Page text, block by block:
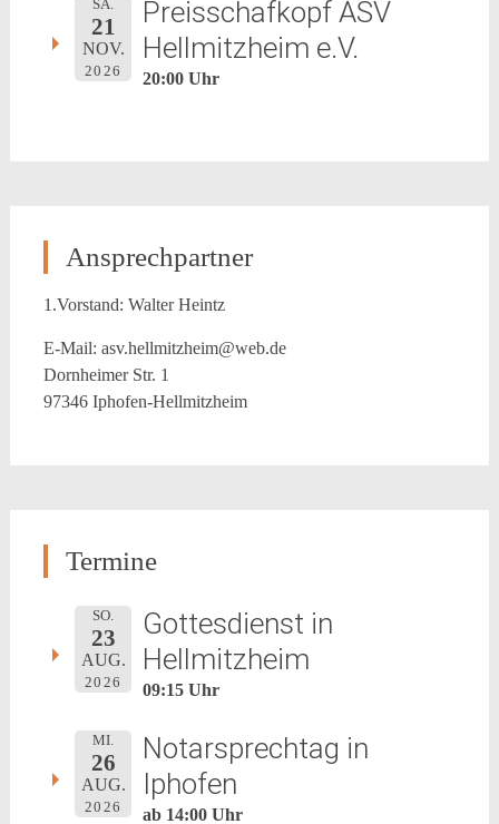
SA.
21
NOV.
2026
Preisschafkopf ASV
Hellmitzheim e.V.
20:00 Uhr
Ansprechpartner
1.Vorstand: Walter Heintz
E-Mail: asv.hellmitzheim@web.de
Dornheimer Str. 1
97346 Iphofen-Hellmitzheim
Termine
SO.
23
AUG.
2026
Gottesdienst in
Hellmitzheim
09:15 Uhr
MI.
26
AUG.
2026
Notarsprechtag in
Iphofen
ab 14:00 Uhr